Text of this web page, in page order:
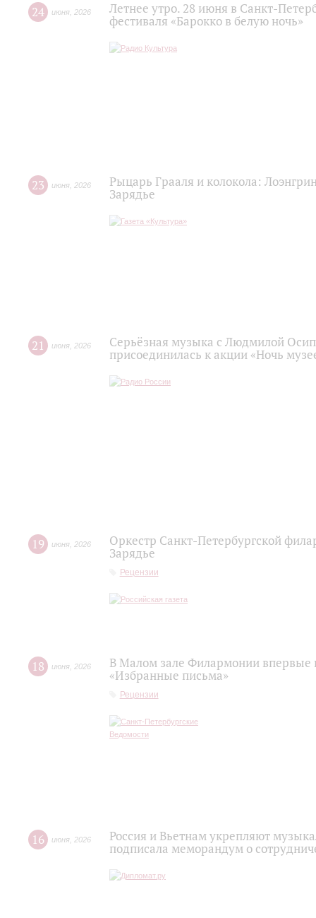
24 июня 2026
Летнее утро. 28 июня в Санкт-
фестиваля «Барокко в белую ночь»
23 июня 2026
Рыцарь Грааля и колокола:
Зарядье
21 июня 2026
Серьёзная музыка с Людмилой
присоединилась к акции «Ночь
19 июня 2026
Оркестр Санкт‑Петербургской
Зарядье
Рецензии
18 июня 2026
В Малом зале Филармонии впервые
«Избранные письма»
Рецензии
16 июня 2026
Россия и Вьетнам укрепляют
подписала меморандум о